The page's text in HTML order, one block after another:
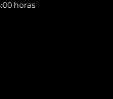
horas